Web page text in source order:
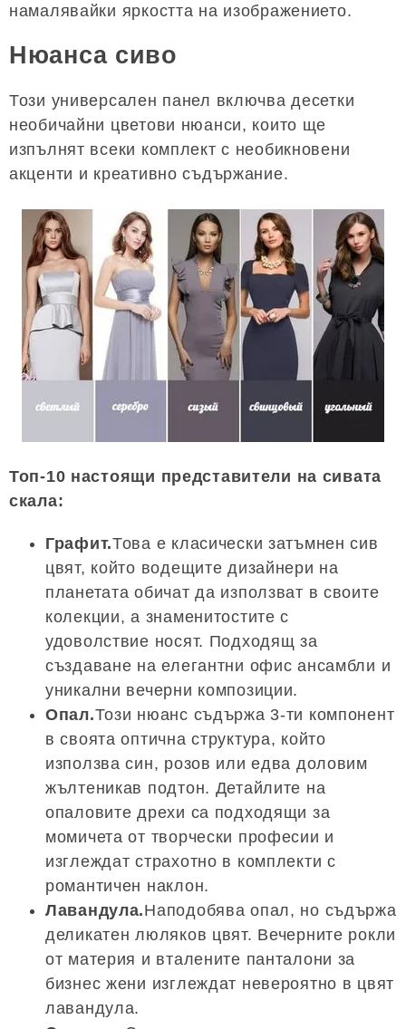
намалявайки яркостта на изображението.
Нюанса сиво
Този универсален панел включва десетки
необичайни цветови нюанси, които ще
изпълнят всеки комплект с необикновени
акценти и креативно съдържание.
Топ-10 настоящи представители на сивата
скала:
Графит.Това е класически затъмнен сив
цвят, който водещите дизайнери на
планетата обичат да използват в своите
колекции, а знаменитостите с
удоволствие носят. Подходящ за
създаване на елегантни офис ансамбли и
уникални вечерни композиции.
Опал.Този нюанс съдържа 3-ти компонент
в своята оптична структура, който
използва син, розов или едва доловим
жълтеникав подтон. Детайлите на
опаловите дрехи са подходящи за
момичета от творчески професии и
изглеждат страхотно в комплекти с
романтичен наклон.
Лавандула.Наподобява опал, но съдържа
деликатен люляков цвят. Вечерните рокли
от материя и вталените панталони за
бизнес жени изглеждат невероятно в цвят
лавандула.